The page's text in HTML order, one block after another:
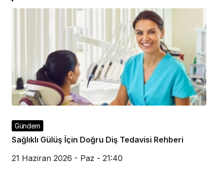
Gündem
Sağlıklı Gülüş İçin Doğru Diş Tedavisi Rehberi
21 Haziran 2026 - Paz - 21:40